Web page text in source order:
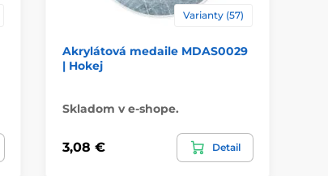
Varianty (57)
Akrylátová medaile MDAS0029
| Hokej
Skladom v e-shope.
3,08 € Detail